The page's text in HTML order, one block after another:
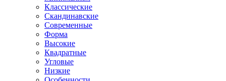
Классические
Скандинавские
Современные
Форма
Высокие
Квадратные
Угловые
Низкие